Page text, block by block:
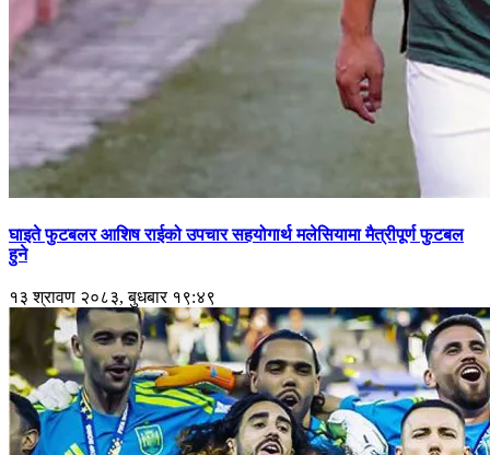
घाइते फुटबलर आशिष राईको उपचार सहयोगार्थ मलेसियामा मैत्रीपूर्ण फुटबल
हुने
१३ श्रावण २०८३, बुधबार १९:४९